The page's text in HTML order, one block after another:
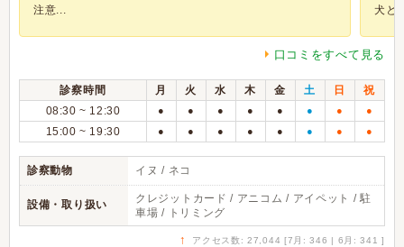
注意...
犬と
口コミをすべて見る
診察時間 月 火 水 木 金 土 日
祝
08:30 ~ 12:30
● ● ● ● ● ● ● ●
15:00 ~ 19:30 ● ● ● ● ● ● ● ●
診察動物 イヌ / ネコ
設備・取り扱い
クレジットカード / アニコム / アイペット / 駐
車場 / トリミング
↑ アクセス数: 27,044 [7月: 346 | 6月: 341 ]